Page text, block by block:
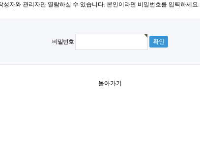
성자와 관리자만 열람하실 수 있습니다. 본인이라면 비밀번호를 입력하세요.
비밀번호
돌아가기